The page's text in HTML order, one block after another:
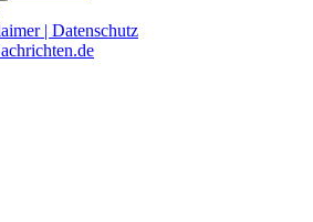
| Datenschutz